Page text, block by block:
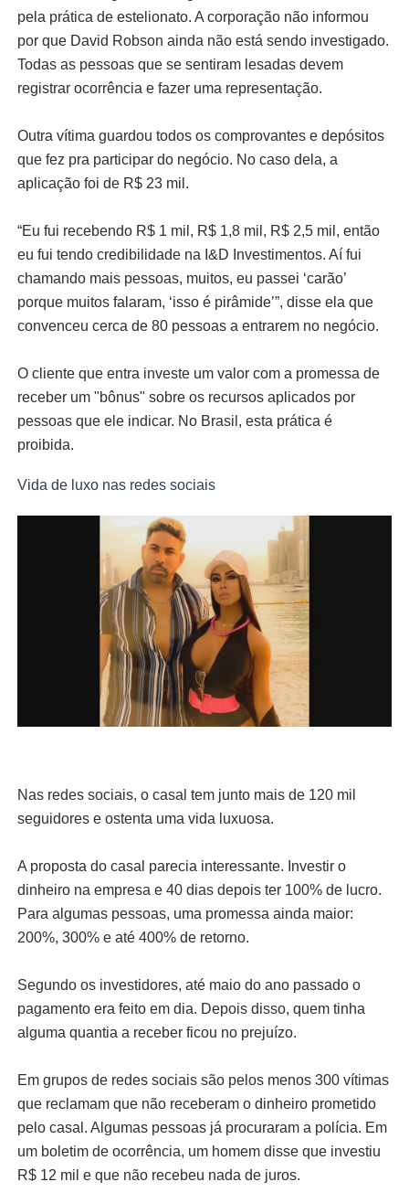
pela prática de estelionato. A corporação não informou
por que David Robson ainda não está sendo investigado.
Todas as pessoas que se sentiram lesadas devem
registrar ocorrência e fazer uma representação.
Outra vítima guardou todos os comprovantes e depósitos
que fez pra participar do negócio. No caso dela, a
aplicação foi de R$ 23 mil.
“Eu fui recebendo R$ 1 mil, R$ 1,8 mil, R$ 2,5 mil, então
eu fui tendo credibilidade na I&D Investimentos. Aí fui
chamando mais pessoas, muitos, eu passei ‘carão’
porque muitos falaram, ‘isso é pirâmide’”, disse ela que
convenceu cerca de 80 pessoas a entrarem no negócio.
O cliente que entra investe um valor com a promessa de
receber um "bônus" sobre os recursos aplicados por
pessoas que ele indicar. No Brasil, esta prática é
proibida.
Vida de luxo nas redes sociais
Nas redes sociais, o casal tem junto mais de 120 mil
seguidores e ostenta uma vida luxuosa.
A proposta do casal parecia interessante. Investir o
dinheiro na empresa e 40 dias depois ter 100% de lucro.
Para algumas pessoas, uma promessa ainda maior:
200%, 300% e até 400% de retorno.
Segundo os investidores, até maio do ano passado o
pagamento era feito em dia. Depois disso, quem tinha
alguma quantia a receber ficou no prejuízo.
Em grupos de redes sociais são pelos menos 300 vítimas
que reclamam que não receberam o dinheiro prometido
pelo casal. Algumas pessoas já procuraram a polícia. Em
um boletim de ocorrência, um homem disse que investiu
R$ 12 mil e que não recebeu nada de juros.